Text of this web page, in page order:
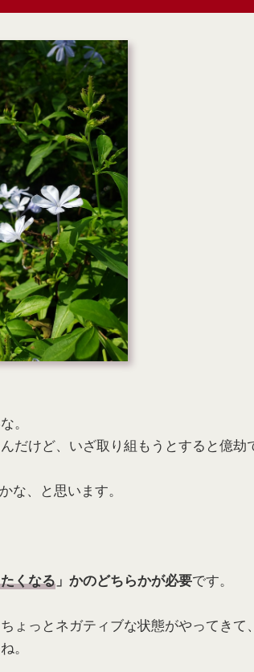
。
けど、いざ取り組もうとすると億劫
な、と思います。
くなる 」かのどちらかが必要です。
ょっとネガティブな状態がやってきて
。